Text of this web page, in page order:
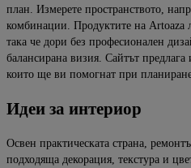
план. Измерете пространството,
комбинации. Продуктите на Artoaza
така че дори без професионален
балансирана визия. Сайтът
които ще ви помогнат при
Идеи за интериор
Освен практическата страна,
подходяща декорация, текстура и